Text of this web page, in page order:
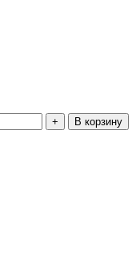
+ В корзину